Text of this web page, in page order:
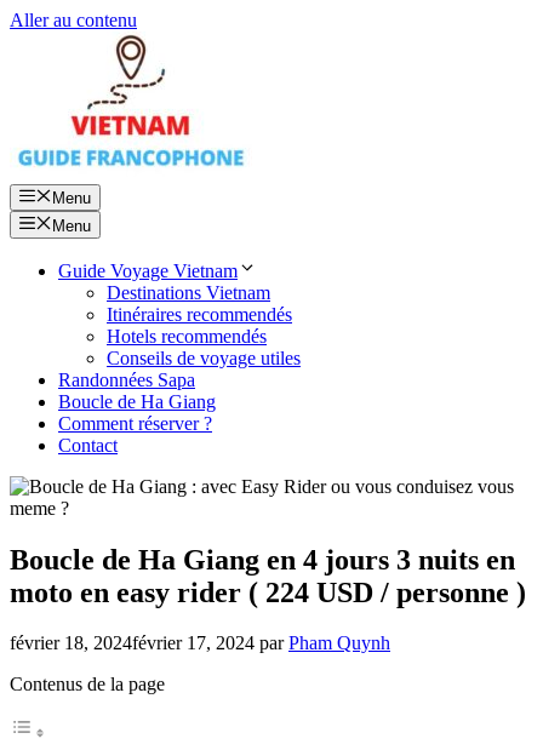
Aller au contenu
Menu
Menu
Guide Voyage Vietnam
Destinations Vietnam
Itinéraires recommendés
Hotels recommendés
Conseils de voyage utiles
Randonnées Sapa
Boucle de Ha Giang
Comment réserver ?
Contact
Boucle de Ha Giang en 4 jours 3 nuits en
moto en easy rider ( 224 USD / personne )
février 18, 2024février 17, 2024 parPham Quynh
Contenus de la page